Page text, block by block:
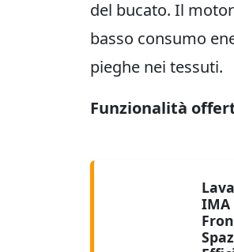
del bucato. Il
basso consumo
pieghe nei tessuti.
Funzionalità
IMA